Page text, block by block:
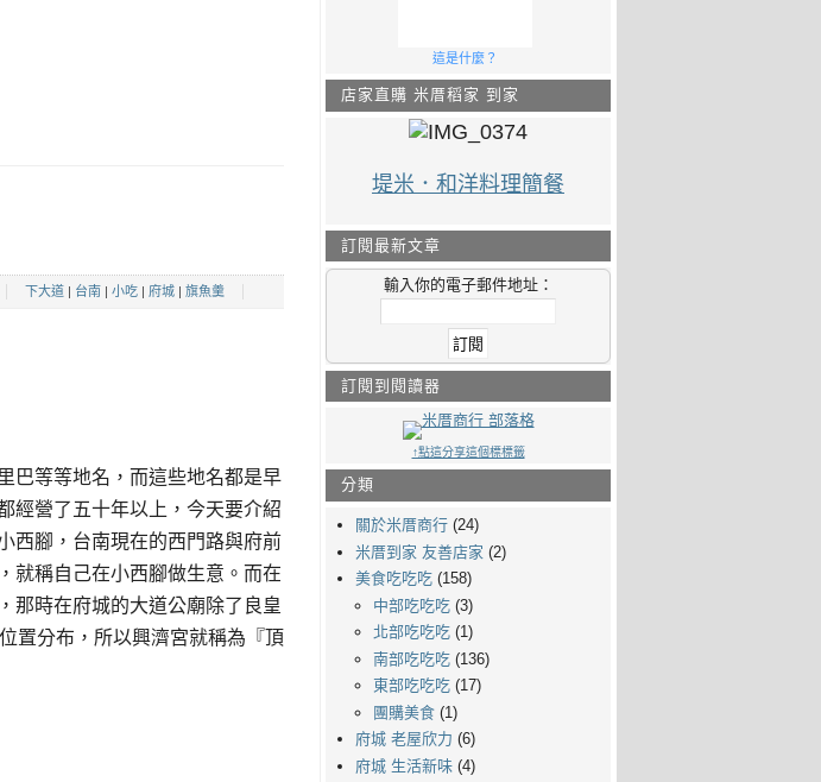
下大道 | 台南 | 小吃 | 府城 | 旗魚羹
巴等等地名，而這些地名都是早
經營了五十年以上，今天要介紹
西腳，台南現在的西門路與府前
就稱自己在小西腳做生意。而在
那時在府城的大道公廟除了良皇
置分布，所以興濟宮就稱為『頂
這是什麼？
店家直購 米厝稻家 到家
堤米．和洋料理簡餐
訂閱最新文章
輸入你的電子郵件地址：
訂閱到閱讀器
↑點這分享這個標標籤
分類
關於米厝商行 (24)
米厝到家 友善店家 (2)
美食吃吃吃 (158)
中部吃吃吃 (3)
北部吃吃吃 (1)
南部吃吃吃 (136)
東部吃吃吃 (17)
團購美食 (1)
府城 老屋欣力 (6)
府城 生活新味 (4)